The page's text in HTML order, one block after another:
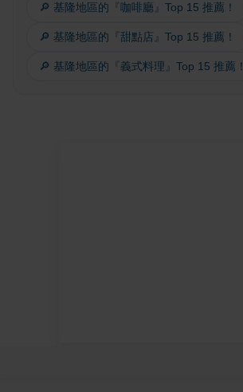
🔎 基隆地區的『咖啡廳』Top 15 推薦！
🔎 基隆地區的『甜點店』Top 15 推薦！
🔎 基隆地區的『義式料理』Top 15 推薦！